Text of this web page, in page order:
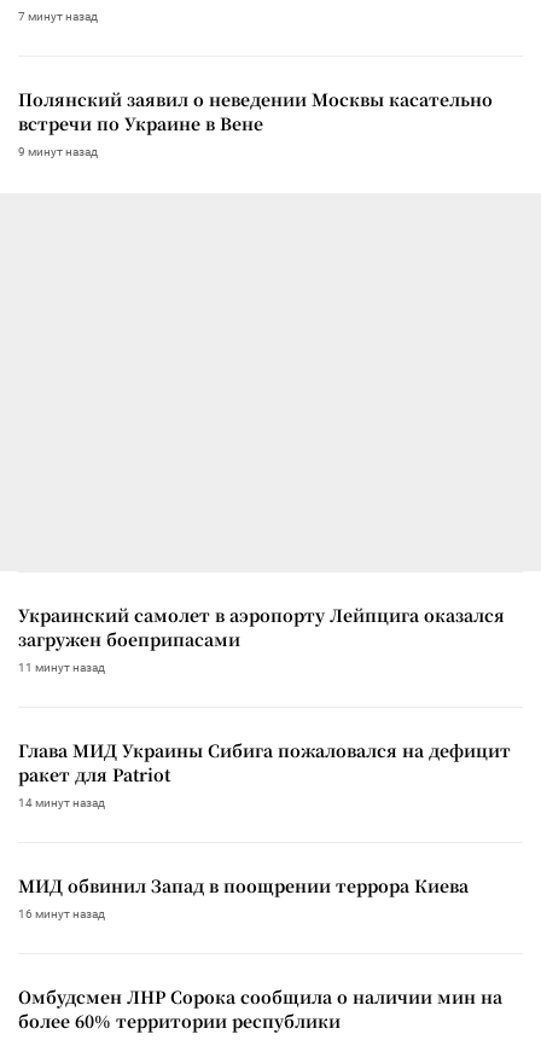
7 минут назад
Полянский заявил о неведении Москвы касательно
встречи по Украине в Вене
9 минут назад
Украинский самолет в аэропорту Лейпцига оказался
загружен боеприпасами
11 минут назад
Глава МИД Украины Сибига пожаловался на дефицит
ракет для Patriot
14 минут назад
МИД обвинил Запад в поощрении террора Киева
16 минут назад
Омбудсмен ЛНР Сорока сообщила о наличии мин на
более 60% территории республики